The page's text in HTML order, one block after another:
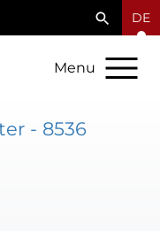
DE
Menu
- 8536